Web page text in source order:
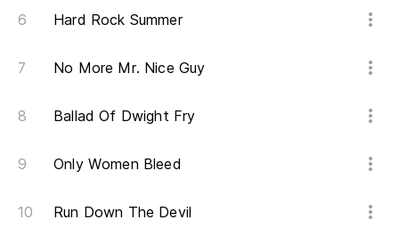
Hard Rock Summer
No More Mr. Nice Guy
Ballad Of Dwight Fry
Only Women Bleed
Run Down The Devil